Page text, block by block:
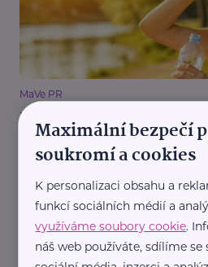
MaVe PR
Jak přežít letní vedra?
vaše srdce i zdraví
Aktuálně Bezpečnost Zdraví
Maximální bezpečí
soukromí a cookies
K personalizaci obsahu a
funkcí sociálních médií a
využíváme soubory cookie.
náš web používáte, sdílíme